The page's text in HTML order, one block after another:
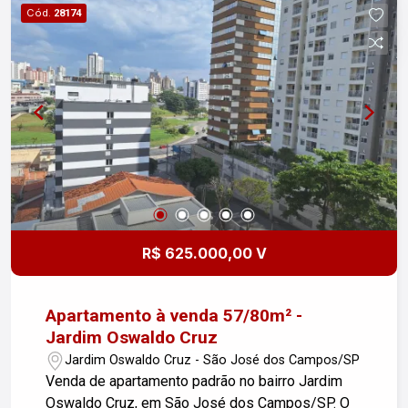
Cód. 28174
R$ 625.000,00 V
Apartamento à venda 57/80m² -
Jardim Oswaldo Cruz
Jardim Oswaldo Cruz - São José dos Campos/SP
Venda de apartamento padrão no bairro Jardim
Oswaldo Cruz, em São José dos Campos/SP. O